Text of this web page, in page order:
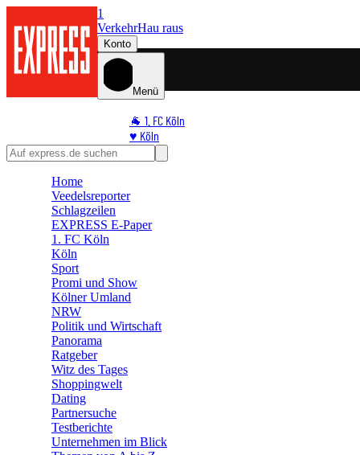
1
VerkehrHau raus
Konto
Menü
🐐 1. FC Köln
♥️ Köln
⭐ Promi
🛒 Shoppingwelt
Home
Veedelsreporter
Schlagzeilen
EXPRESS E-Paper
1. FC Köln
Köln
Sport
Promi und Show
Kölner Umland
NRW
Politik und Wirtschaft
Panorama
Ratgeber
Witz des Tages
Shoppingwelt
Dating
Partnersuche
Testberichte
Unternehmen im Blick